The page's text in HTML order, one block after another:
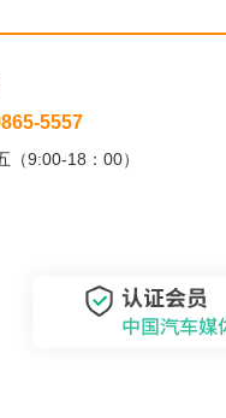
5557
（9:00-18：00）